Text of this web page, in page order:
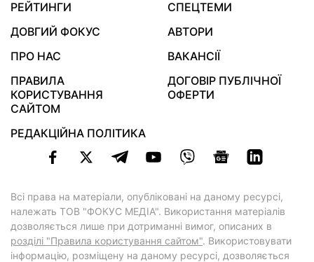
РЕЙТИНГИ
СПЕЦТЕМИ
ДОВГИЙ ФОКУС
АВТОРИ
ПРО НАС
ВАКАНСІЇ
ПРАВИЛА
КОРИСТУВАННЯ
САЙТОМ
ДОГОВІР ПУБЛІЧНОЇ
ОФЕРТИ
РЕДАКЦІЙНА ПОЛІТИКА
Всі права на матеріали, опубліковані на даному ресурсі,
належать ТОВ "ФОКУС МЕДІА". Використання матеріалів
дозволяється лише при дотриманні вимог, описаних в
розділі "Правила користування сайтом". Використовувати
інформацію, розміщену на даному ресурсі, дозволяється